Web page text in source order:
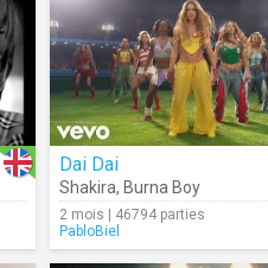
Dai Dai
Shakira, Burna Boy
2 mois | 46794 parties
PabloBiel